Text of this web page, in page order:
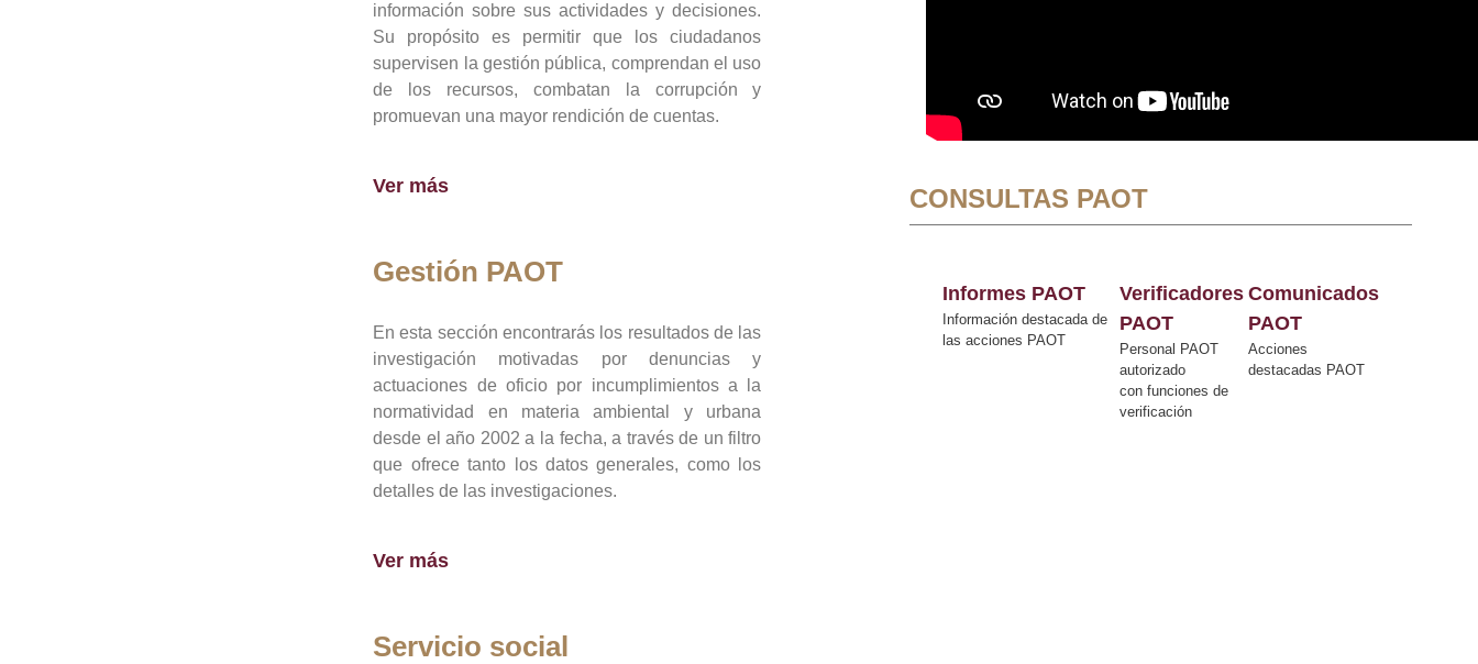
información sobre sus actividades y decisiones.
Su propósito es permitir que los ciudadanos
supervisen la gestión pública, comprendan el uso
de los recursos, combatan la corrupción y
promuevan una mayor rendición de cuentas.
Ver más
Gestión PAOT
En esta sección encontrarás los resultados de las
investigación motivadas por denuncias y
actuaciones de oficio por incumplimientos a la
normatividad en materia ambiental y urbana
desde el año 2002 a la fecha, a través de un filtro
que ofrece tanto los datos generales, como los
detalles de las investigaciones.
Ver más
Servicio social
CONSULTAS PAOT
Informes PAOT
Información destacada de
las acciones PAOT
Verificadores
PAOT
Personal PAOT
autorizado
con funciones de
verificación
Comunicados
PAOT
Acciones
destacadas PAOT